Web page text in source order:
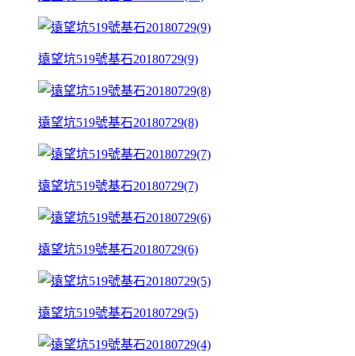
遠望坑519號基石20180729(9)
遠望坑519號基石20180729(8)
遠望坑519號基石20180729(7)
遠望坑519號基石20180729(6)
遠望坑519號基石20180729(5)